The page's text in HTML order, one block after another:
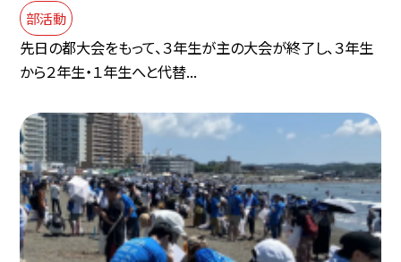
部活動
先日の都大会をもって、３年生が主の大会が終了し、３年生
から２年生・１年生へと代替...